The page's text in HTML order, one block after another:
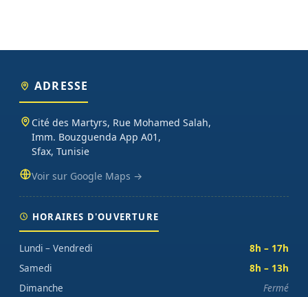
ADRESSE
Cité des Martyrs, Rue Mohamed Salah,
Imm. Bouzguenda App A01,
Sfax, Tunisie
Voir sur Google Maps →
HORAIRES D'OUVERTURE
Lundi – Vendredi
8h – 17h
Samedi
8h – 13h
Dimanche
Fermé